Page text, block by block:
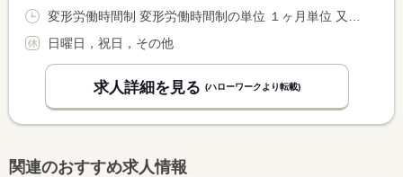
日曜日，祝日，その他
求人詳細を見る (ハローワークより転載)
関連のおすすめ求人情報